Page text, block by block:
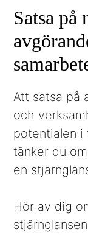
Satsa på
Att satsa på
och
potentialen i
tänker du
en
Hör av dig